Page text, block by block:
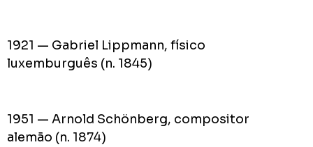
1921 — Gabriel Lippmann, físico
luxemburguês (n. 1845)
1951 — Arnold Schönberg, compositor
alemão (n. 1874)